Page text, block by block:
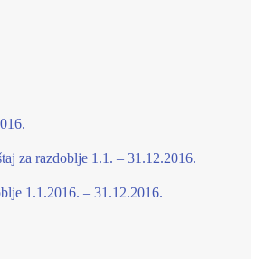
za razdoblje 1.1. – 31.12.2016.
1.1.2016. – 31.12.2016.